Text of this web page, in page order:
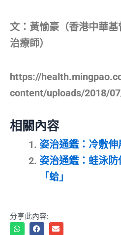
文：黃愉豪（香港中華
治療師）
https://
content/uploads/2018/
相關內容
姿治通鑑：冷敷
姿治通鑑：蛙泳
「蛤」
分享此內容: